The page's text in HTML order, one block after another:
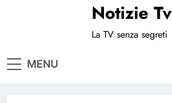
Notizie Tv
La TV senza segreti
MENU